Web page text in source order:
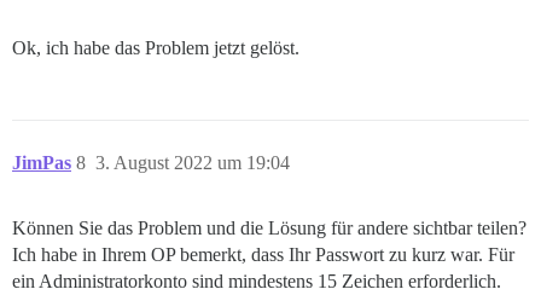
Ok, ich habe das Problem jetzt gelöst.
JimPas 3. August 2022 um 19:04
8
Können Sie das Problem und die Lösung für andere sichtbar teilen?
Ich habe in Ihrem OP bemerkt, dass Ihr Passwort zu kurz war. Für
ein Administratorkonto sind mindestens 15 Zeichen erforderlich.